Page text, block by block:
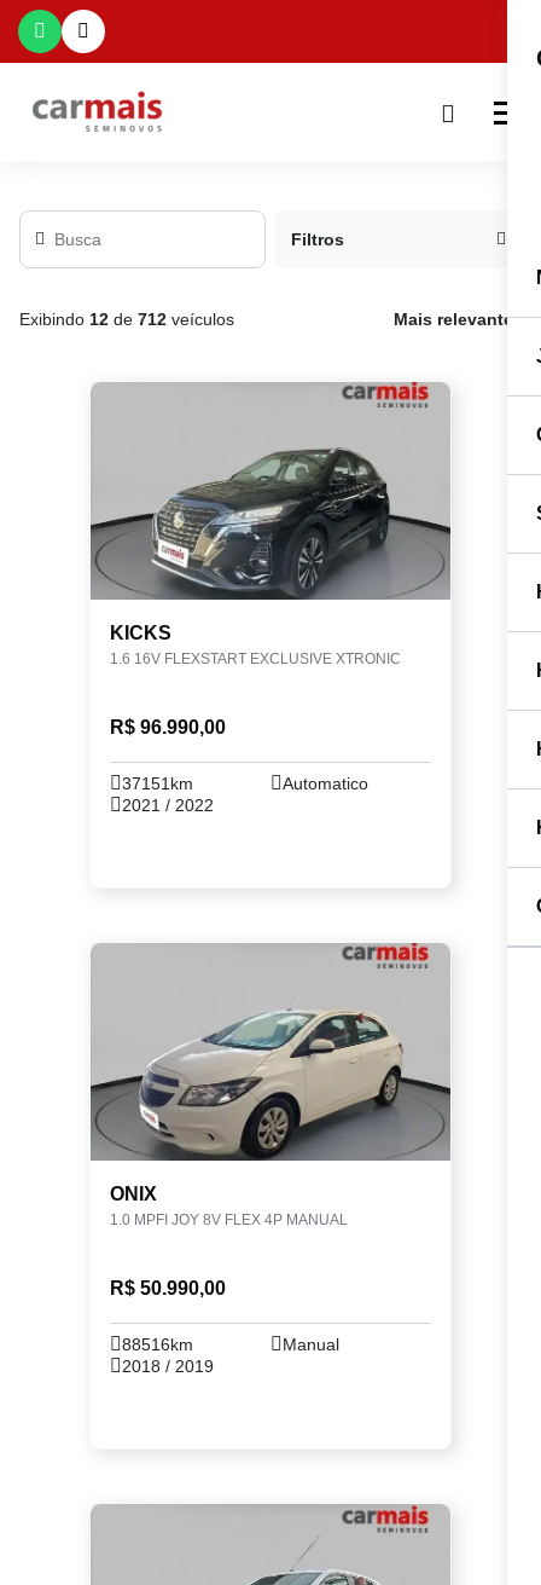
Filtros
Exibindo 12 de 712 veículos Mais relevante
KICKS
1.6 16V FLEXSTART EXCLUSIVE XTRONIC
R$ 96.990,00
37151km
Automatico
2021 / 2022
ONIX
1.0 MPFI JOY 8V FLEX 4P MANUAL
R$ 50.990,00
88516km
Manual
2018 / 2019